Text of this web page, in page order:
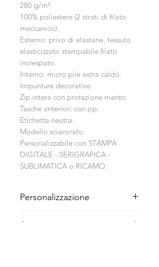
280 g/m².
100% poliestere (2 strati di filato
meccanico).
Esterno: privo di elastane, tessuto
elasticizzato stampabile filato
increspato.
Interno: micro pile extra caldo.
Impunture decorative.
Zip intera con protezione mento.
Tasche anteriori con zip.
Etichetta neutra.
Modello sciancrato.
Personalizzabile con STAMPA
DIGITALE - SERIGRAFICA -
SUBLIMATICA o RICAMO.
Personalizzazione
Acquisto